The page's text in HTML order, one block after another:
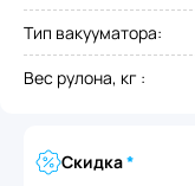
Тип вакууматора:
Вес рулона, кг :
Скидка*